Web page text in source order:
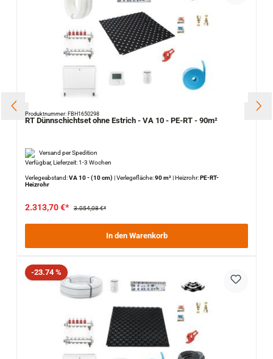
Produktnummer: FBH1650298
RT Dünnschichtset ohne Estrich - VA 10 - PE-RT - 90m²
Versand per Spedition
Verfügbar, Lieferzeit: 1-3 Wochen
Verlegeabstand:
VA 10 - (10 cm) |Verlegefläche:90 m²|Heizrohr:PE-RT-
Heizrohr
2.313,70 €* 3.054,08 €*
In den Warenkorb
Rabatt
-23.74 %